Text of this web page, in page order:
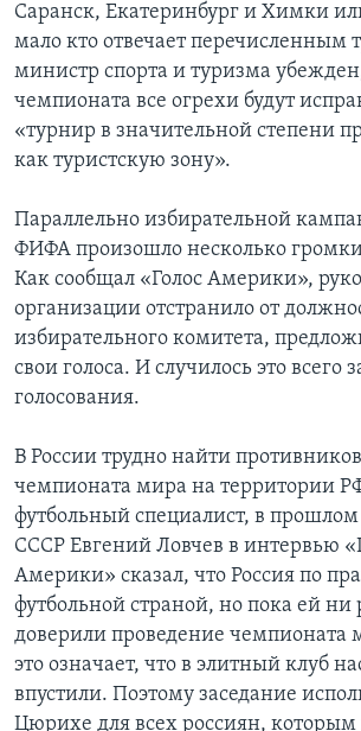
Саранск, Екатеринбург и Химки
мало кто отвечает перечисленным
министр спорта и туризма
чемпионата все огрехи будут
«турнир в значительной степени
как туристскую зону».
Параллельно избирательной
ФИФА произошло несколько
Как сообщал «Голос Америки»,
организации отстранило от
избирательного комитета,
свои голоса. И случилось это всего
голосования.
В России трудно найти
чемпионата мира на территории
футбольный специалист, в
СССР Евгений Ловчев в интервью
Америки» сказал, что Россия по
футбольной страной, но пока ей ни
доверили проведение чемпионата
это означает, что в элитный клуб
впустили. Поэтому заседание
Цюрихе для всех россиян, которым